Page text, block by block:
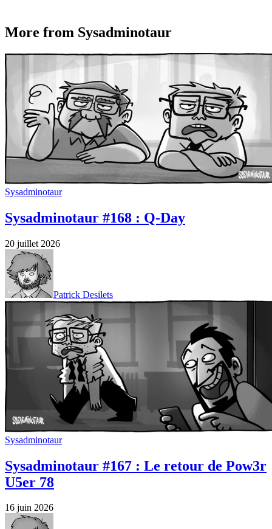
More from Sysadminotaur
Sysadminotaur
Sysadminotaur #168 : Q-Day
20 juillet 2026
Patrick Desilets
Sysadminotaur
Sysadminotaur #167 : Le retour de Pow3r
U5er 78
16 juin 2026